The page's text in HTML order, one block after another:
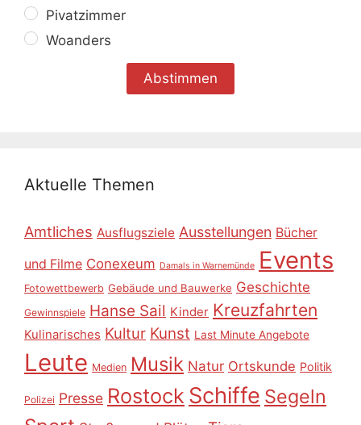
Pivatzimmer
Woanders
Aktuelle Themen
Amtliches Ausflugsziele Ausstellungen Bücher
und Filme Conexeum Damals in Warnemünde Events
Fotowettbewerb Gebäude und Bauwerke Geschichte
Gewinnspiele Hanse Sail Kinder Kreuzfahrten
Kulinarisches Kultur Kunst Last Minute Angebote
Leute Medien Musik Natur Ortskunde Politik
Polizei Presse Rostock Schiffe Segeln